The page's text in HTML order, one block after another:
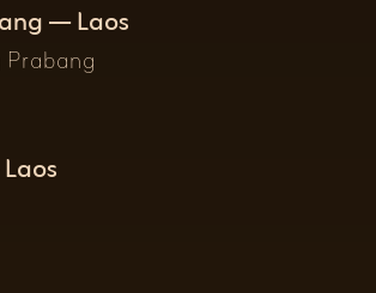
— Laos